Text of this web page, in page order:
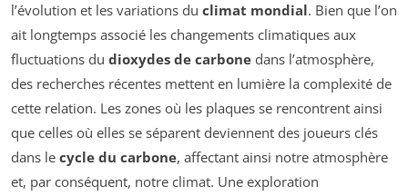
l’évolution et les variations du climat mondial. Bien que l’on
ait longtemps associé les changements climatiques aux
fluctuations du dioxydes de carbone dans l’atmosphère,
des recherches récentes mettent en lumière la complexité de
cette relation. Les zones où les plaques se rencontrent ainsi
que celles où elles se séparent deviennent des joueurs clés
dans le cycle du carbone, affectant ainsi notre atmosphère
et, par conséquent, notre climat. Une exploration